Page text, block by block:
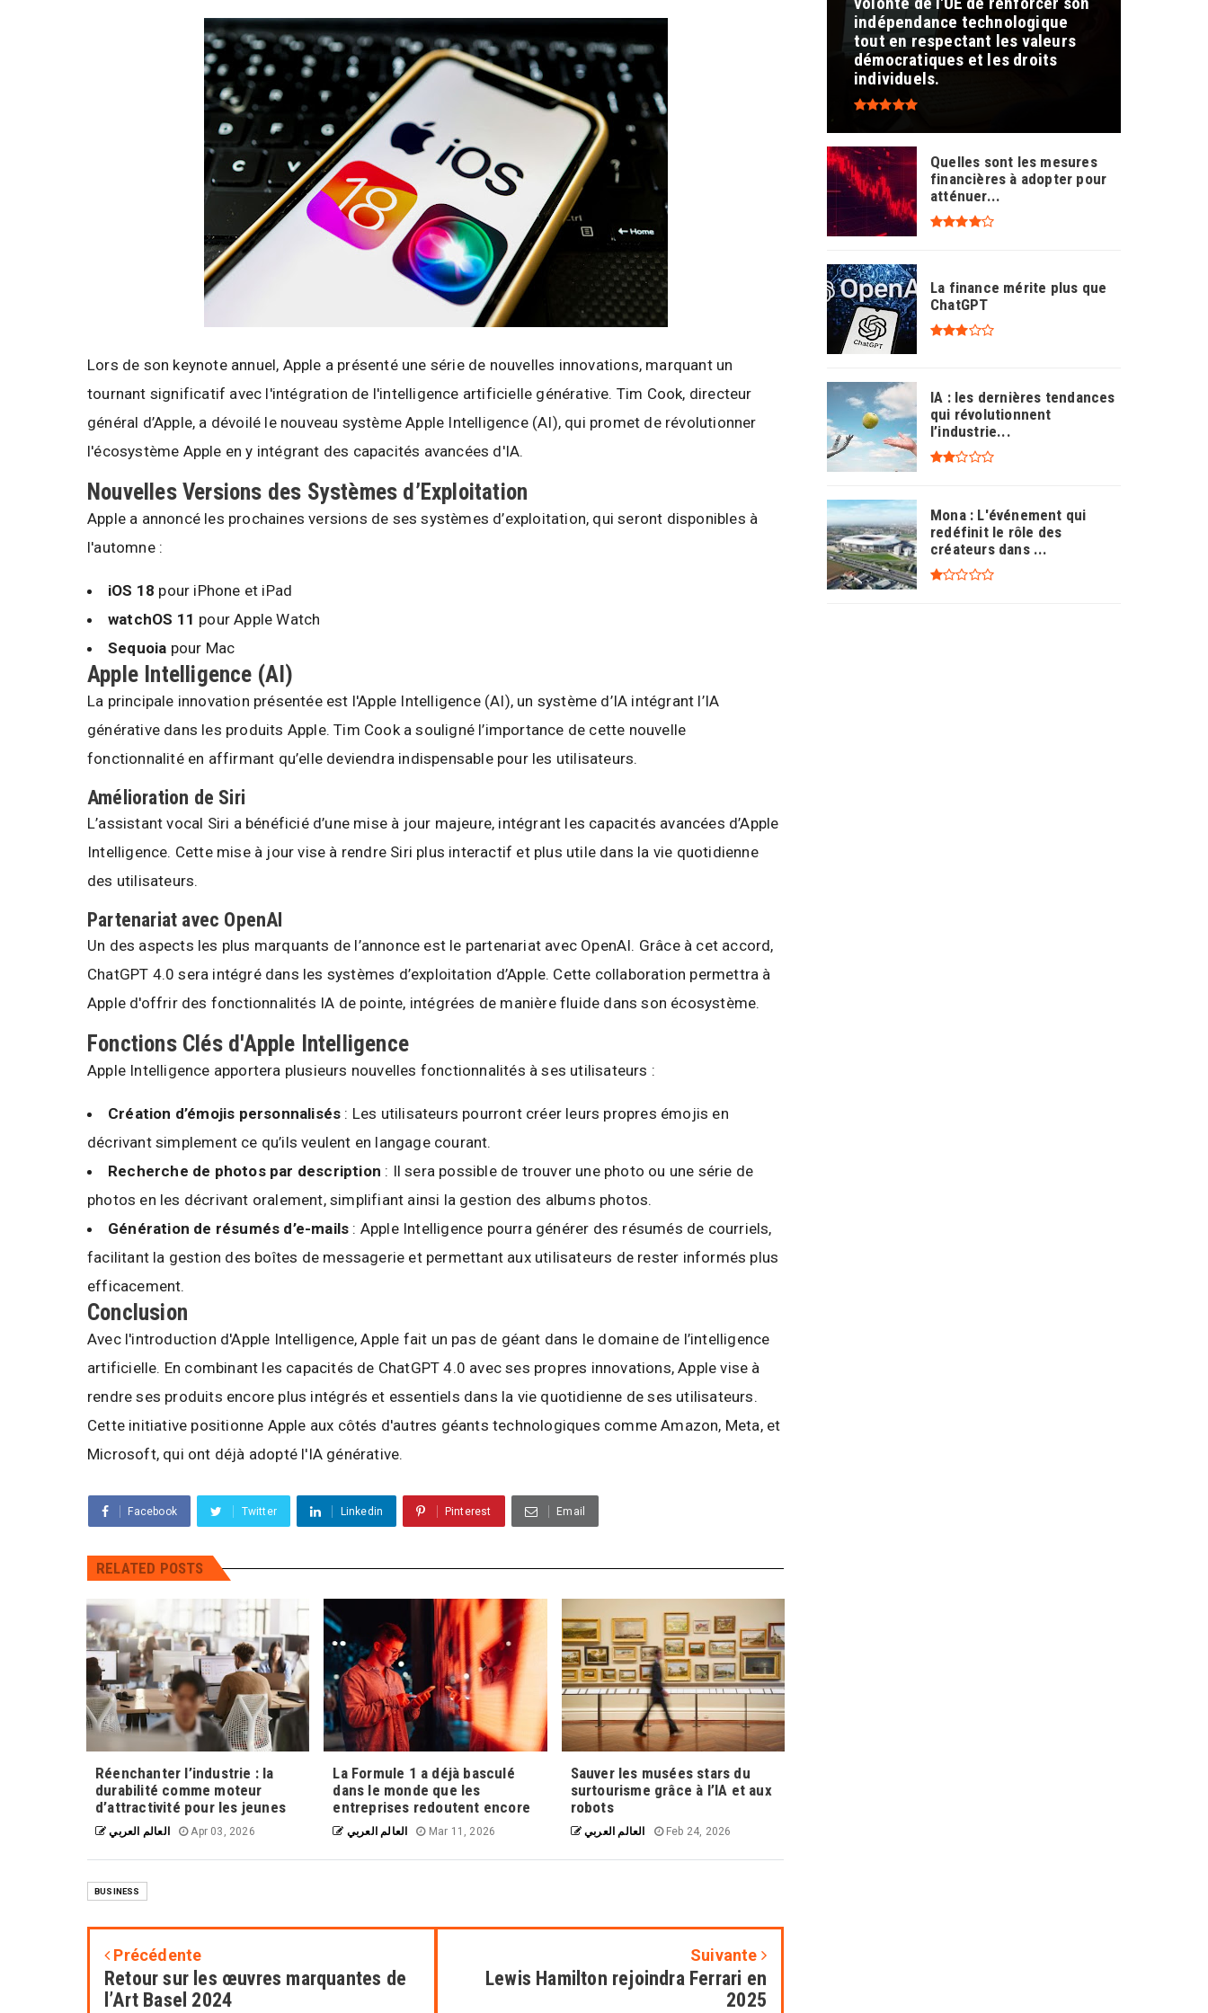
Lors de son keynote annuel, Apple a présenté une série de nouvelles innovations, marquant un
tournant significatif avec l'intégration de l'intelligence artificielle générative. Tim Cook, directeur
général d’Apple, a dévoilé le nouveau système Apple Intelligence (AI), qui promet de révolutionner
l'écosystème Apple en y intégrant des capacités avancées d'IA.
Nouvelles Versions des Systèmes d’Exploitation
Apple a annoncé les prochaines versions de ses systèmes d’exploitation, qui seront disponibles à
l'automne :
iOS 18 pour iPhone et iPad
watchOS 11 pour Apple Watch
Sequoia pour Mac
Apple Intelligence (AI)
La principale innovation présentée est l'Apple Intelligence (AI), un système d’IA intégrant l’IA
générative dans les produits Apple. Tim Cook a souligné l’importance de cette nouvelle
fonctionnalité en affirmant qu’elle deviendra indispensable pour les utilisateurs.
Amélioration de Siri
L’assistant vocal Siri a bénéficié d’une mise à jour majeure, intégrant les capacités avancées d’Apple
Intelligence. Cette mise à jour vise à rendre Siri plus interactif et plus utile dans la vie quotidienne
des utilisateurs.
Partenariat avec OpenAI
Un des aspects les plus marquants de l’annonce est le partenariat avec OpenAI. Grâce à cet accord,
ChatGPT 4.0 sera intégré dans les systèmes d’exploitation d’Apple. Cette collaboration permettra à
Apple d'offrir des fonctionnalités IA de pointe, intégrées de manière fluide dans son écosystème.
Fonctions Clés d'Apple Intelligence
Apple Intelligence apportera plusieurs nouvelles fonctionnalités à ses utilisateurs :
Création d’émojis personnalisés : Les utilisateurs pourront créer leurs propres émojis en
décrivant simplement ce qu’ils veulent en langage courant.
Recherche de photos par description : Il sera possible de trouver une photo ou une série de
photos en les décrivant oralement, simplifiant ainsi la gestion des albums photos.
Génération de résumés d’e-mails : Apple Intelligence pourra générer des résumés de courriels,
facilitant la gestion des boîtes de messagerie et permettant aux utilisateurs de rester informés plus
efficacement.
Conclusion
Avec l'introduction d'Apple Intelligence, Apple fait un pas de géant dans le domaine de l’intelligence
artificielle. En combinant les capacités de ChatGPT 4.0 avec ses propres innovations, Apple vise à
rendre ses produits encore plus intégrés et essentiels dans la vie quotidienne de ses utilisateurs.
Cette initiative positionne Apple aux côtés d'autres géants technologiques comme Amazon, Meta, et
Microsoft, qui ont déjà adopté l'IA générative.
Facebook Twitter Linkedin Pinterest Email
RELATED POSTS
Réenchanter l’industrie : la
durabilité comme moteur
d’attractivité pour les jeunes
العالم العربي Apr 03, 2026
La Formule 1 a déjà basculé
dans le monde que les
entreprises redoutent encore
العالم العربي Mar 11, 2026
Sauver les musées stars du
surtourisme grâce à l’IA et aux
robots
العالم العربي Feb 24, 2026
BUSINESS
Précédente
Retour sur les œuvres marquantes de
l’Art Basel 2024
Suivante
Lewis Hamilton rejoindra Ferrari en
2025
indépendance technologique
tout en respectant les valeurs
démocratiques et les droits
individuels.
Quelles sont les mesures
financières à adopter pour
atténuer...
La finance mérite plus que
ChatGPT
IA : les dernières tendances
qui révolutionnent
l’industrie...
Mona : L'événement qui
redéfinit le rôle des
créateurs dans ...